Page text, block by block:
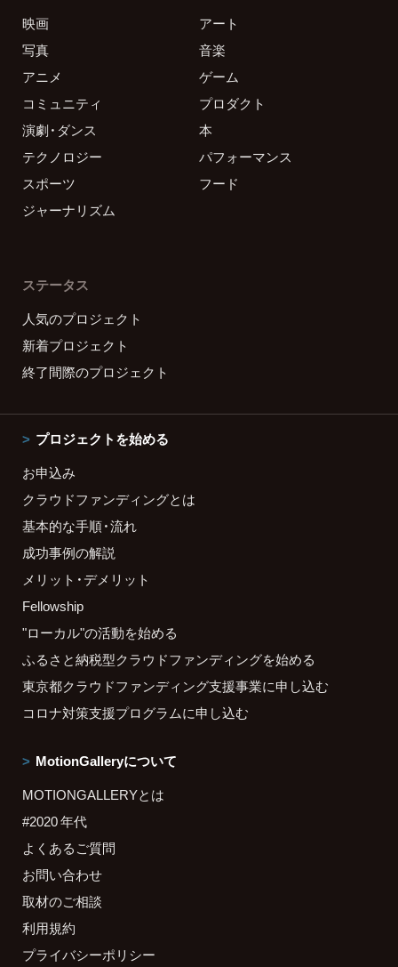
映画
アート
写真
音楽
アニメ
ゲーム
コミュニティ
プロダクト
演劇・ダンス
本
テクノロジー
パフォーマンス
スポーツ
フード
ジャーナリズム
ステータス
人気のプロジェクト
新着プロジェクト
終了間際のプロジェクト
プロジェクトを始める
お申込み
クラウドファンディングとは
基本的な手順・流れ
成功事例の解説
メリット・デメリット
Fellowship
"ローカル"の活動を始める
ふるさと納税型クラウドファンディングを始める
東京都クラウドファンディング支援事業に申し込む
コロナ対策支援プログラムに申し込む
MotionGalleryについて
MOTIONGALLERYとは
#2020 年代
よくあるご質問
お問い合わせ
取材のご相談
利用規約
プライバシーポリシー